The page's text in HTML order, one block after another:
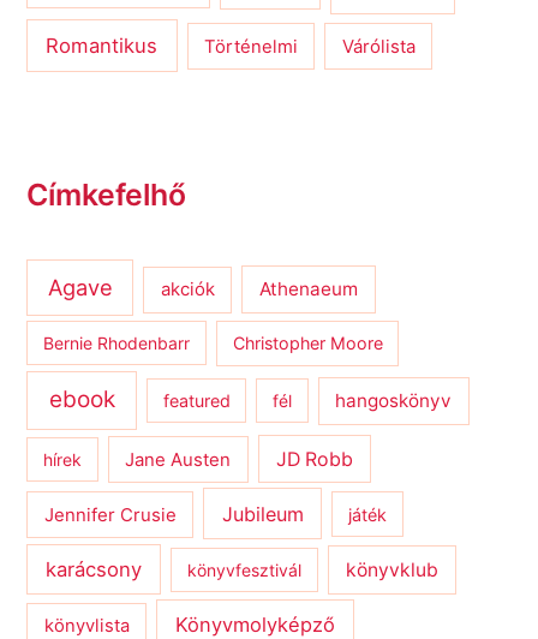
Romantikus Történelmi Várólista
Címkefelhő
Agave akciók Athenaeum
Bernie Rhodenbarr Christopher Moore
ebook featured fél hangoskönyv
hírek Jane Austen JD Robb
Jennifer Crusie Jubileum játék
karácsony könyvfesztivál könyvklub
könyvlista Könyvmolyképző